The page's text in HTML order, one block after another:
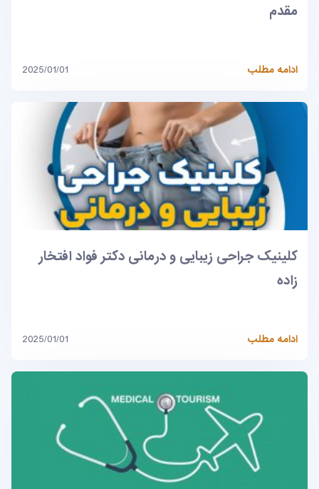
مقدم
ادامه مطلب 2025/01/01
کلینیک جراحی زیبایی و درمانی دکتر فواد افتخار
زاده
ادامه مطلب 2025/01/01